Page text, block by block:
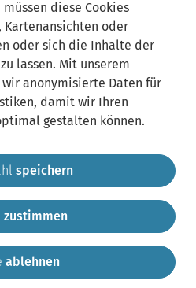
alle Beiträge
Pressemitteilungen
Impressum
Kontakt
diese Cookies
Kartenansichten oder
oder sich die Inhalte der
lassen. Mit unserem
anonymisierte Daten für
damit wir Ihren
gestalten können.
speichern
zustimmen
ablehnen